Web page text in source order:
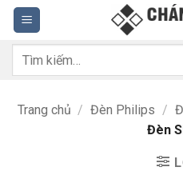
Bỏ
qua
nội
dung
Tìm
Trang chủ / Đèn Philips /
Đèn